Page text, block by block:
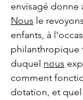
envisagé donne
Nous le
enfants, à
philanthropique
duquel nous
comment
dotation, et